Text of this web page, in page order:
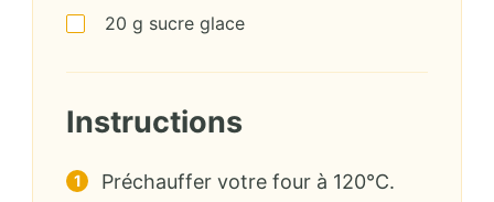
20 g sucre glace
Instructions
Préchauffer votre four à 120°C.